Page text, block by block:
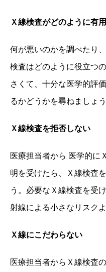
Ｘ線検査がどのように有
何が悪いのかを調べたり
検査はどのように役立つ
さくて、十分な医学的評
るかどうかを尋ねましょう
Ｘ線検査を拒否しない
医療担当者から 医学的に
明を受けたら、Ｘ線検査
う。必要なＸ線検査を受
射線による小さなリスク
Ｘ線にこだわらない
医療担当者からＸ線検査